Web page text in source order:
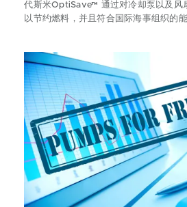
代斯米OptiSave™ 通过对冷却泵以及风
以节约燃料，并且符合国际海事组织的能